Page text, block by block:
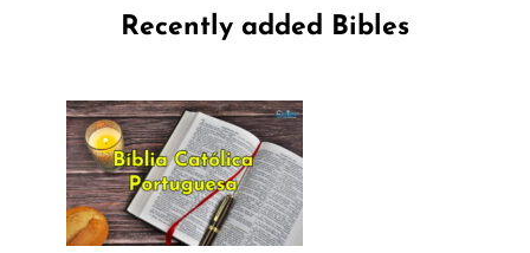
Recently added Bibles